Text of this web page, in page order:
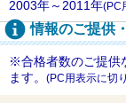
2003年～2011年(PC
情報のご提供
※合格者数のご提供
ます。 (PC用表示に切